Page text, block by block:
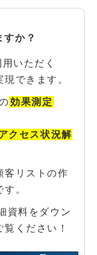
すか？
いただく
できます。
効果測定
クセス状況解
客リストの作
。
資料をダウン
ください！